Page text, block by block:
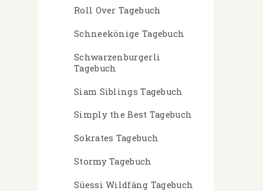
Roll Over Tagebuch
Schneekönige Tagebuch
Schwarzenburgerli
Tagebuch
Siam Siblings Tagebuch
Simply the Best Tagebuch
Sokrates Tagebuch
Stormy Tagebuch
Süessi Wildfäng Tagebuch